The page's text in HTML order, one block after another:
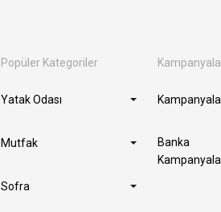
Popüler Kategoriler
Yatak Odası
Mutfak
Sofra
Banka